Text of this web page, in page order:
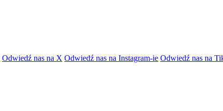
Odwiedź nas na X Odwiedź nas na Instagram-ie Odwiedź nas na